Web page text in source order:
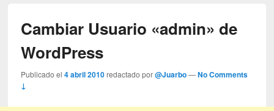
Cambiar Usuario «admin» de
WordPress
Publicado el4 abril 2010 redactado por@Juarbo —No Comments
↓